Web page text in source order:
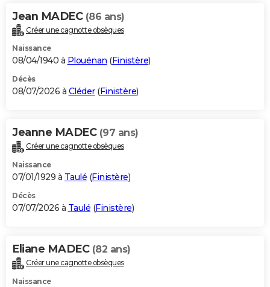
Jean MADEC (86 ans)
Créer une cagnotte obsèques
Naissance
08/04/1940 à Plouénan (Finistère)
Décès
08/07/2026 à Cléder(Finistère)
Jeanne MADEC (97 ans)
Créer une cagnotte obsèques
Naissance
07/01/1929 à Taulé (Finistère)
Décès
07/07/2026 à Taulé (Finistère)
Eliane MADEC (82 ans)
Créer une cagnotte obsèques
Naissance